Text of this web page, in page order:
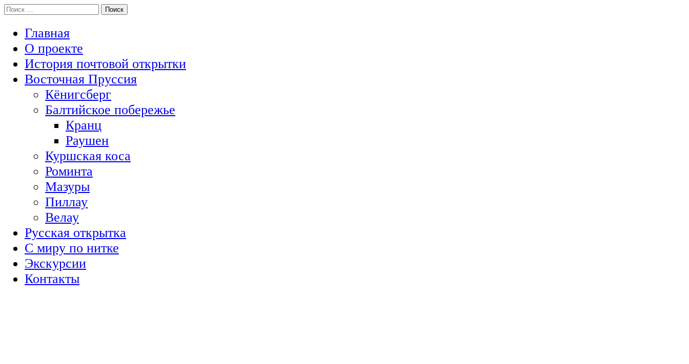
Перейти
к
История Восточной Пруссии в почтовых открытках и не только
Поиск:
Главная
О проекте
История почтовой открытки
Восточная Пруссия
Кёнигсберг
Балтийское побережье
Кранц
Раушен
Куршская коса
Роминта
Мазуры
Пиллау
Велау
Русская открытка
С миру по нитке
Экскурсии
Контакты